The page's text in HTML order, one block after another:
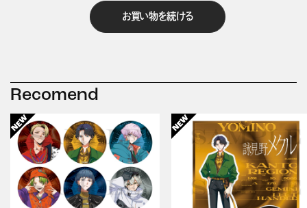
お買い物を続ける
Recomend